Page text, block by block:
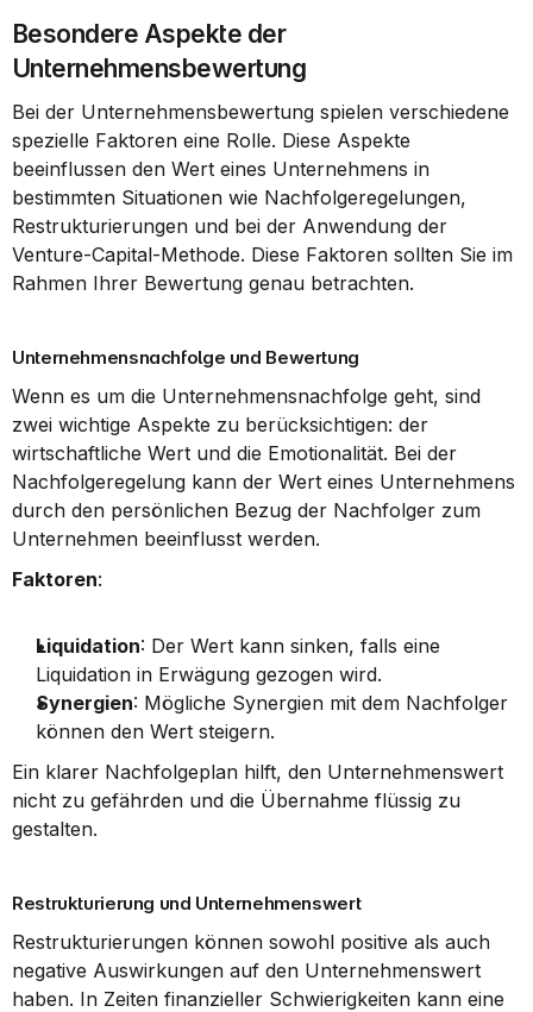
Besondere Aspekte der
Unternehmensbewertung
Bei der Unternehmensbewertung spielen verschiedene
spezielle Faktoren eine Rolle. Diese Aspekte
beeinflussen den Wert eines Unternehmens in
bestimmten Situationen wie Nachfolgeregelungen,
Restrukturierungen und bei der Anwendung der
Venture-Capital-Methode. Diese Faktoren sollten Sie im
Rahmen Ihrer Bewertung genau betrachten.
Unternehmensnachfolge und Bewertung
Wenn es um die Unternehmensnachfolge geht, sind
zwei wichtige Aspekte zu berücksichtigen: der
wirtschaftliche Wert und die Emotionalität. Bei der
Nachfolgeregelung kann der Wert eines Unternehmens
durch den persönlichen Bezug der Nachfolger zum
Unternehmen beeinflusst werden.
Faktoren:
Liquidation: Der Wert kann sinken, falls eine
Liquidation in Erwägung gezogen wird.
Synergien: Mögliche Synergien mit dem Nachfolger
können den Wert steigern.
Ein klarer Nachfolgeplan hilft, den Unternehmenswert
nicht zu gefährden und die Übernahme flüssig zu
gestalten.
Restrukturierung und Unternehmenswert
Restrukturierungen können sowohl positive als auch
negative Auswirkungen auf den Unternehmenswert
haben. In Zeiten finanzieller Schwierigkeiten kann eine